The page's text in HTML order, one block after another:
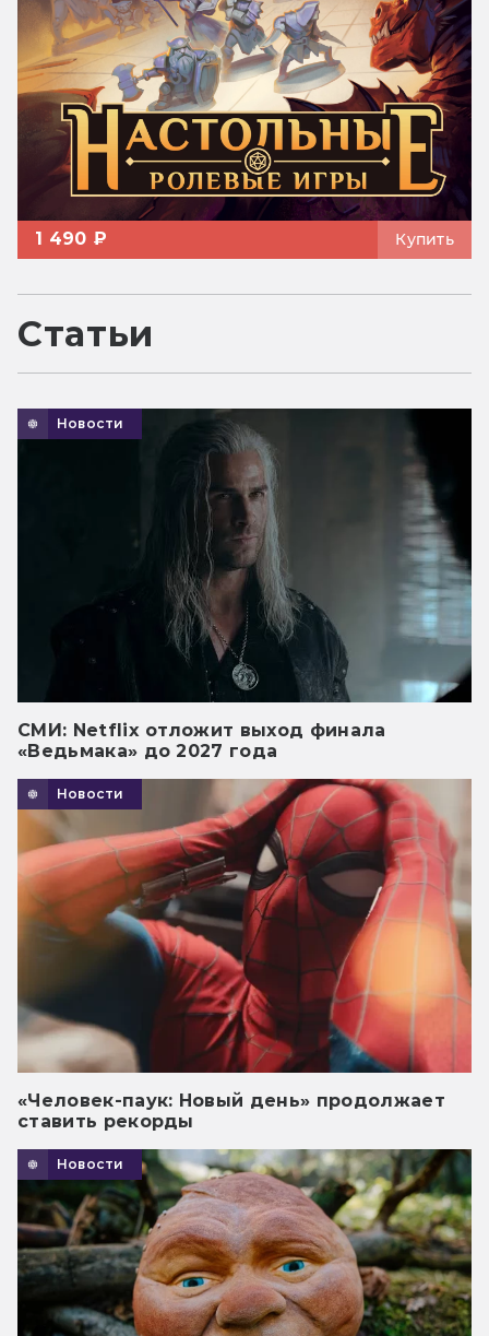
1 490 ₽ Купить
Статьи
Новости
СМИ: Netflix отложит выход финала
«Ведьмака» до 2027 года
Новости
«Человек-паук: Новый день» продолжает
ставить рекорды
Новости